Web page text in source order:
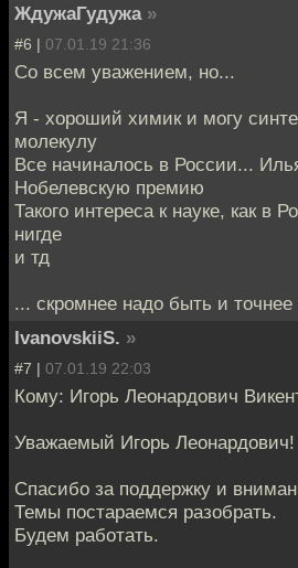
ЖдужаГудужа »
#6 | 07.01.19 21:36
Cо всем уважением, но...
Я - хороший химик и могу
молекулу
Все начиналось в России...
Нобелевскую премию
Такого интереса к науке, как в
нигде
и тд
... скромнее надо быть и
IvanovskiiS. »
#7 | 07.01.19 22:03
Кому: Игорь Леонардович
Уважаемый Игорь Леонардович!
Спасибо за поддержку и
Темы постараемся разобрать.
Будем работать.